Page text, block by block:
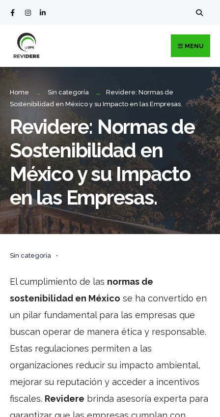
MENU
Home Sin categoría
Revidere: Normas de
Sostenibilidad en México y su Impacto en las Empresas.
Revidere: Normas de
Sostenibilidad en
México y su Impacto
en las Empresas.
Sin categoría •
El cumplimiento de las normas de
sostenibilidad en México se ha convertido en
un pilar fundamental para las empresas que
buscan operar de manera ética y responsable.
Estas regulaciones permiten a las
organizaciones reducir su impacto ambiental,
mejorar su reputación y acceder a incentivos
fiscales. Revidere brinda asesoría experta para